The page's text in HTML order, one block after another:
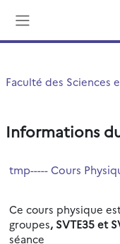
Informations
tmp----- Cours
Ce cours physique
groupes, SVTE35 et
séance